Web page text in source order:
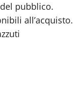
pubblico.
all’acquisto.